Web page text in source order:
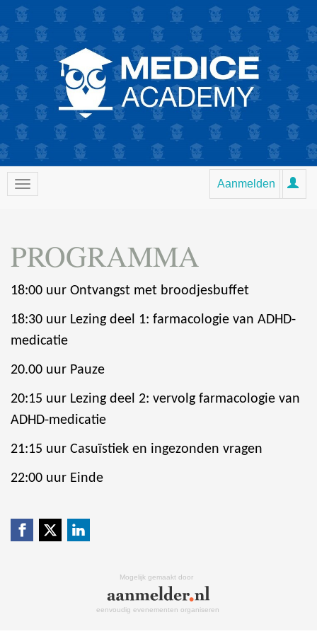
Aanmelden
PROGRAMMA
18:00 uur Ontvangst met broodjesbuffet
18:30 uur Lezing deel 1: farmacologie van ADHD-
medicatie
20.00 uur Pauze
20:15 uur Lezing deel 2: vervolg farmacologie van
ADHD-medicatie
21:15 uur Casuïstiek en ingezonden vragen
22:00 uur Einde
Mogelijk gemaakt door
eenvoudig evenementen organiseren